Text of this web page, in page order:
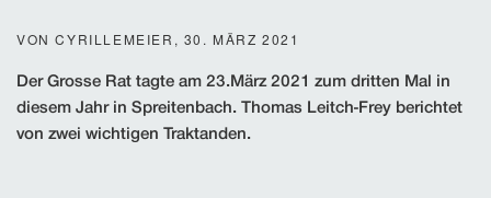
VON CYRILLEMEIER, 30. MÄRZ 2021
Der Grosse Rat tagte am 23.März 2021 zum dritten Mal in
diesem Jahr in Spreitenbach. Thomas Leitch-Frey berichtet
von zwei wichtigen Traktanden.